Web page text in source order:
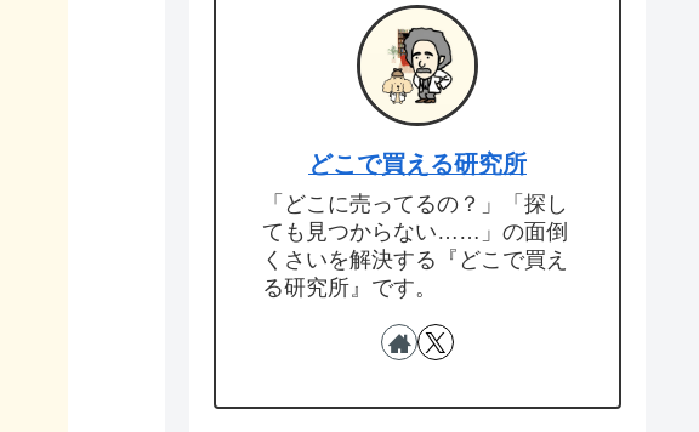
どこで買える研究所
「どこに売ってるの？」「探し
ても見つからない……」の面倒
くさいを解決する『どこで買え
る研究所』です。